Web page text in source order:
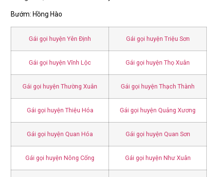
Bướm: Hồng Hào
Gái gọi huyện Yên Định Gái gọi huyện Triệu Sơn
Gái gọi huyện Vĩnh Lộc Gái gọi huyện Thọ Xuân
Gái gọi huyện Thường Xuân Gái gọi huyện Thạch Thành
Gái gọi huyện Thiệu Hóa Gái gọi huyện Quảng Xương
Gái gọi huyện Quan Hóa Gái gọi huyện Quan Sơn
Gái gọi huyện Nông Cống Gái gọi huyện Như Xuân